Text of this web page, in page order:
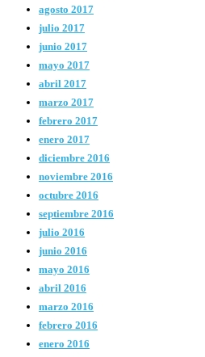
agosto 2017
julio 2017
junio 2017
mayo 2017
abril 2017
marzo 2017
febrero 2017
enero 2017
diciembre 2016
noviembre 2016
octubre 2016
septiembre 2016
julio 2016
junio 2016
mayo 2016
abril 2016
marzo 2016
febrero 2016
enero 2016